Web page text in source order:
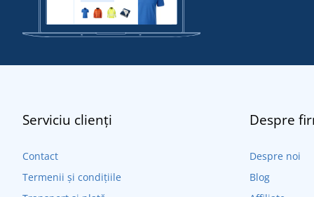
Serviciu clienți
Contact
Termenii și condițiile
Despre
Despre noi
Blog